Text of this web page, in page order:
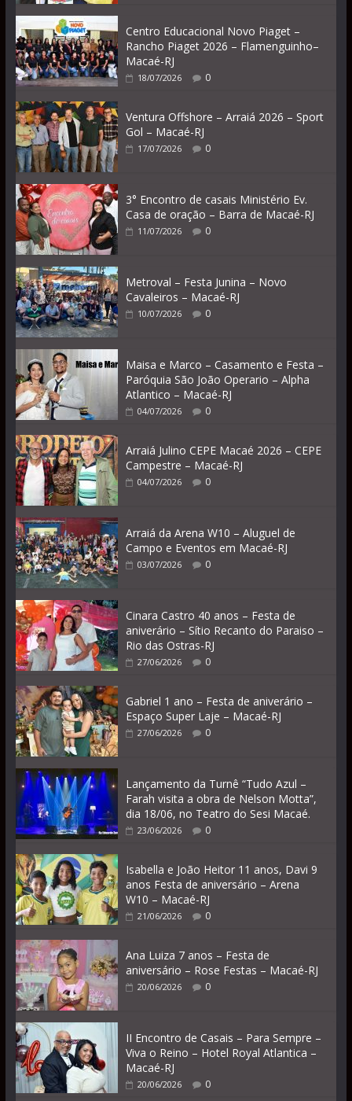
Centro Educacional Novo Piaget –
Rancho Piaget 2026 – Flamenguinho–
Macaé-RJ
18/07/2026 0
Ventura Offshore – Arraiá 2026 – Sport
Gol – Macaé-RJ
17/07/2026 0
3° Encontro de casais Ministério Ev.
Casa de oração – Barra de Macaé-RJ
11/07/2026 0
Metroval – Festa Junina – Novo
Cavaleiros – Macaé-RJ
10/07/2026 0
Maisa e Marco – Casamento e Festa –
Paróquia São João Operario – Alpha
Atlantico – Macaé-RJ
04/07/2026 0
Arraiá Julino CEPE Macaé 2026 – CEPE
Campestre – Macaé-RJ
04/07/2026 0
Arraiá da Arena W10 – Aluguel de
Campo e Eventos em Macaé-RJ
03/07/2026 0
Cinara Castro 40 anos – Festa de
aniverário – Sítio Recanto do Paraiso –
Rio das Ostras-RJ
27/06/2026 0
Gabriel 1 ano – Festa de aniverário –
Espaço Super Laje – Macaé-RJ
27/06/2026 0
Lançamento da Turnê “Tudo Azul –
Farah visita a obra de Nelson Motta”,
dia 18/06, no Teatro do Sesi Macaé.
23/06/2026 0
Isabella e João Heitor 11 anos, Davi 9
anos Festa de aniversário – Arena
W10 – Macaé-RJ
21/06/2026 0
Ana Luiza 7 anos – Festa de
aniversário – Rose Festas – Macaé-RJ
20/06/2026 0
II Encontro de Casais – Para Sempre –
Viva o Reino – Hotel Royal Atlantica –
Macaé-RJ
20/06/2026 0